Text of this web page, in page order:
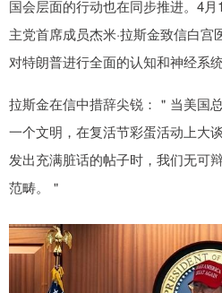
国会层面的行动也在同步推进。4
主党首席成员杰米·拉斯金致信白
对特朗普进行全面的认知和神经系
拉斯金在信中措辞尖锐：＂当美国
一个文明，在复活节彩蛋活动上大
发出充满脏话的帖子时，我们无可
范畴。＂